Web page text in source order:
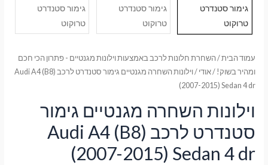
עמוד הבית/השחרת חלונות לרכב באמצעות וילונות מגנטיים - פתרון הכי חכם
ומהיר בשוק! /אודי
/ וילונות השחרה מגנטיים גימור סטנדרט לרכב Audi A4 (B8)
(2007-2015) Sedan 4 dr
וילונות השחרה מגנטיים גימור
סטנדרט לרכב Audi A4 (B8)
(2007-2015) Sedan 4 dr